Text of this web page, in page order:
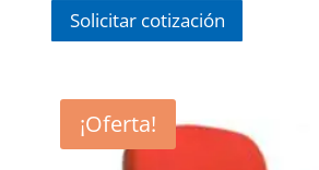
Solicitar cotización
¡Oferta!